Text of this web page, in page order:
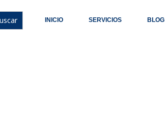
INICIO SERVICIOS BLOG